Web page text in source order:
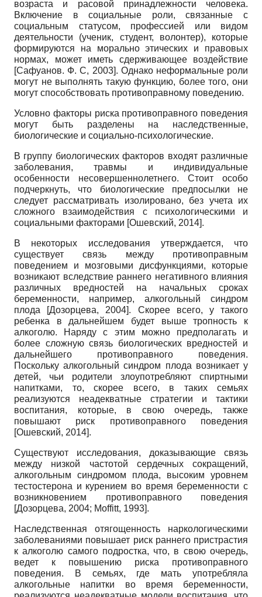
возраста и расовой принадлежности человека.
Включение в социальные роли, связанные с
социальным статусом, профессией или видом
деятельности (ученик, студент, волонтер), которые
формируются на морально этических и правовых
нормах, может иметь сдерживающее воздействие
[Сафуанов. Ф. С, 2003]. Однако неформальные роли
могут не выполнять такую функцию, более того, они
могут способствовать противоправному поведению.
Условно факторы риска противоправного поведения
могут быть разделены на наследственные,
биологические и социально-психологические.
В группу биологических факторов входят различные
заболевания, травмы и индивидуальные
особенности несовершеннолетнего. Стоит особо
подчеркнуть, что биологические предпосылки не
следует рассматривать изолировано, без учета их
сложного взаимодействия с психологическими и
социальными факторами [Ошевский, 2014].
В некоторых исследования утверждается, что
существует связь между противоправным
поведением и мозговыми дисфункциями, которые
возникают вследствие раннего негативного влияния
различных вредностей на начальных сроках
беременности, например, алкогольный синдром
плода
[Дозорцева, 2004]. Скорее всего, у такого
ребенка в дальнейшем будет выше тропность к
алкоголю. Наряду с этим можно предполагать и
более сложную связь биологических вредностей и
дальнейшего противоправного поведения.
Поскольку алкогольный синдром плода возникает у
детей, чьи родители злоупотребляют спиртными
напитками, то, скорее всего, в таких семьях
реализуются неадекватные стратегии и тактики
воспитания, которые, в свою очередь, также
повышают риск противоправного поведения
[Ошевский, 2014].
Существуют исследования, доказывающие связь
между низкой частотой сердечных сокращений,
алкогольным синдромом плода, высоким уровнем
тестостерона и курением во время беременности с
возникновением противоправного поведения
[Дозорцева, 2004; Moffitt, 1993].
Наследственная отягощенность наркологическими
заболеваниями повышает риск раннего пристрастия
к алкоголю самого подростка, что, в свою очередь,
ведет к повышению риска противоправного
поведения. В семьях, где мать употребляла
алкогольные напитки во время беременности,